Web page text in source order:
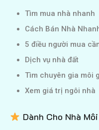
Tìm mua nhà nhanh
Cách Bán Nhà
5 điều người mua
Dịch vụ nhà đất
Tìm chuyên gia môi
Xem giá trị ngôi nhà
Dành Cho Nhà